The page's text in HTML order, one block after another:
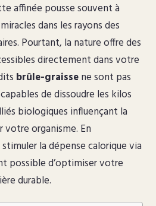
affinée pousse souvent à
dans les rayons des
Pourtant, la nature offre des
directement dans votre
brûle-graissene sont pas
de dissoudre les kilos
biologiques influençant la
votre organisme. En
la dépense calorique via
possible d’optimiser votre
durable.